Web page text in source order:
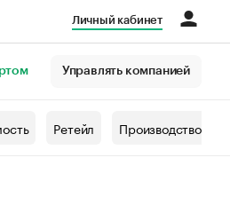
Личный кабинет
Управлять компанией
Ретейл Производство